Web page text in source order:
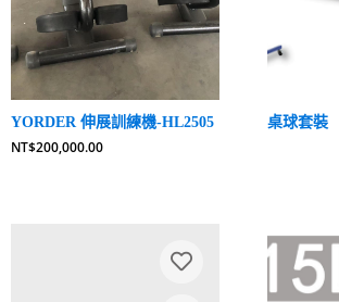
,
0
0
0
0
0
0
YORDER 伸展訓練機-HL2505
NT$200,000.00
桌球套裝